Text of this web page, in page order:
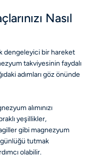
Nasıl
dengeleyici bir hareket
takviyesinin faydalı
adımları göz önünde
alımınızı
yeşillikler,
gibi magnezyum
günlüğü tutmak
olabilir.